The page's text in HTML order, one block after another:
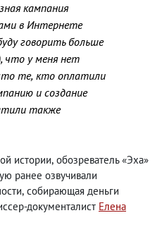
кампания
в Интернете
говорить больше
что у меня нет
те, кто оплатили
и создание
также
истории, обозреватель «Эха»
ранее озвучивали
, собирающая деньги
документалист Елена